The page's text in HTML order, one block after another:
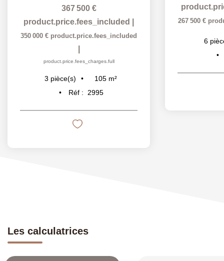
367 500 €
product.price.fees_included
350 000 € product.price.fees_included
product.price.fees_charges.full
3 pièce(s) 105 m²
Réf :
2995
267 500 €
6
Les calculatrices